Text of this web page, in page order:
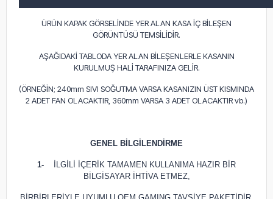
ÜRÜN KAPAK GÖRSELİNDE YER ALAN KASA İÇ BİLEŞEN
GÖRÜNTÜSÜ TEMSİLİDİR.
AŞAĞIDAKİ TABLODA YER ALAN BİLEŞENLERLE KASANIN
KURULMUŞ HALİ TARAFINIZA GELİR.
(ÖRNEĞİN; 240mm SIVI SOĞUTMA VARSA KASANIZIN ÜST KISMINDA
2 ADET FAN OLACAKTIR, 360mm VARSA 3 ADET OLACAKTIR vb.)
GENEL BİLGİLENDİRME
1-
İLGİLİ İÇERİK TAMAMEN KULLANIMA HAZIR BİR
BİLGİSAYAR İHTİVA ETMEZ,